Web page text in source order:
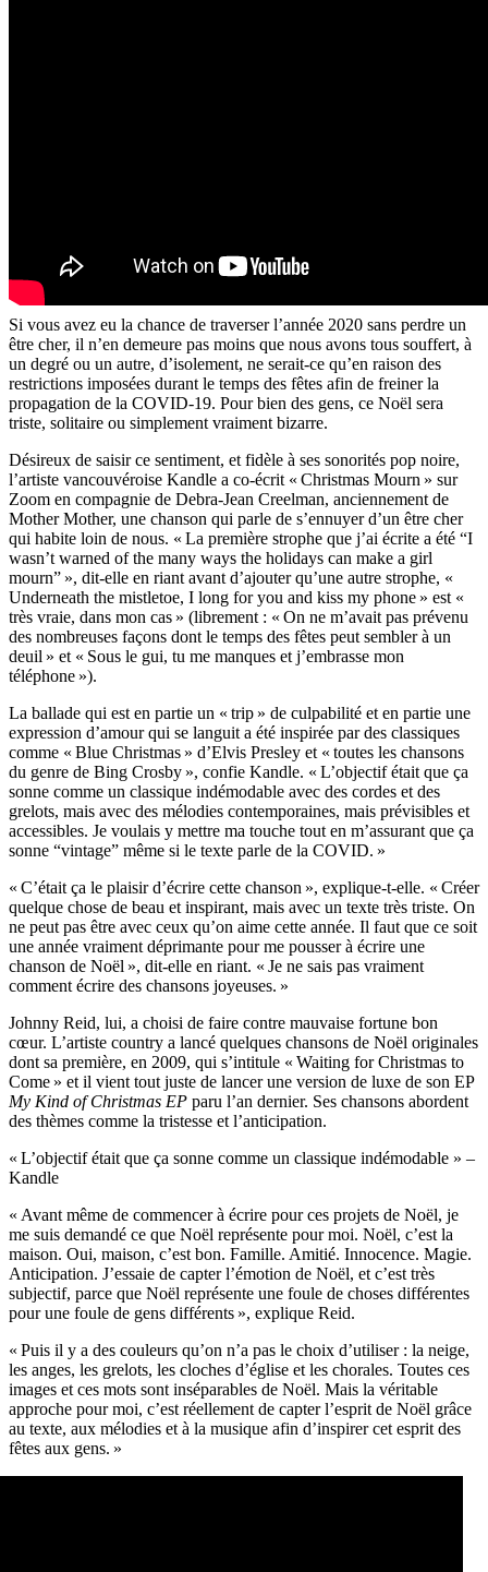
Si vous avez eu la chance de traverser l’année 2020 sans perdre un
être cher, il n’en demeure pas moins que nous avons tous souffert, à
un degré ou un autre, d’isolement, ne serait-ce qu’en raison des
restrictions imposées durant le temps des fêtes afin de freiner la
propagation de la COVID-19. Pour bien des gens, ce Noël sera
triste, solitaire ou simplement vraiment bizarre.
Désireux de saisir ce sentiment, et fidèle à ses sonorités pop noire,
l’artiste vancouvéroise Kandle a co-écrit « Christmas Mourn » sur
Zoom en compagnie de Debra-Jean Creelman, anciennement de
Mother Mother, une chanson qui parle de s’ennuyer d’un être cher
qui habite loin de nous. « La première strophe que j’ai écrite a été “I
wasn’t warned of the many ways the holidays can make a girl
mourn” », dit-elle en riant avant d’ajouter qu’une autre strophe, «
Underneath the mistletoe, I long for you and kiss my phone » est «
très vraie, dans mon cas » (librement : « On ne m’avait pas prévenu
des nombreuses façons dont le temps des fêtes peut sembler à un
deuil » et « Sous le gui, tu me manques et j’embrasse mon
téléphone »).
La ballade qui est en partie un « trip » de culpabilité et en partie une
expression d’amour qui se languit a été inspirée par des classiques
comme « Blue Christmas » d’Elvis Presley et « toutes les chansons
du genre de Bing Crosby », confie Kandle. « L’objectif était que ça
sonne comme un classique indémodable avec des cordes et des
grelots, mais avec des mélodies contemporaines, mais prévisibles et
accessibles. Je voulais y mettre ma touche tout en m’assurant que ça
sonne “vintage” même si le texte parle de la COVID. »
« C’était ça le plaisir d’écrire cette chanson », explique-t-elle. « Créer
quelque chose de beau et inspirant, mais avec un texte très triste. On
ne peut pas être avec ceux qu’on aime cette année. Il faut que ce soit
une année vraiment déprimante pour me pousser à écrire une
chanson de Noël », dit-elle en riant. « Je ne sais pas vraiment
comment écrire des chansons joyeuses. »
Johnny Reid, lui, a choisi de faire contre mauvaise fortune bon
cœur. L’artiste country a lancé quelques chansons de Noël originales
dont sa première, en 2009, qui s’intitule « Waiting for Christmas to
Come » et il vient tout juste de lancer une version de luxe de son EP
My Kind of Christmas EP paru l’an dernier. Ses chansons abordent
des thèmes comme la tristesse et l’anticipation.
« L’objectif était que ça sonne comme un classique indémodable » –
Kandle
« Avant même de commencer à écrire pour ces projets de Noël, je
me suis demandé ce que Noël représente pour moi. Noël, c’est la
maison. Oui, maison, c’est bon. Famille. Amitié. Innocence. Magie.
Anticipation. J’essaie de capter l’émotion de Noël, et c’est très
subjectif, parce que Noël représente une foule de choses différentes
pour une foule de gens différents », explique Reid.
« Puis il y a des couleurs qu’on n’a pas le choix d’utiliser : la neige,
les anges, les grelots, les cloches d’église et les chorales. Toutes ces
images et ces mots sont inséparables de Noël. Mais la véritable
approche pour moi, c’est réellement de capter l’esprit de Noël grâce
au texte, aux mélodies et à la musique afin d’inspirer cet esprit des
fêtes aux gens. »